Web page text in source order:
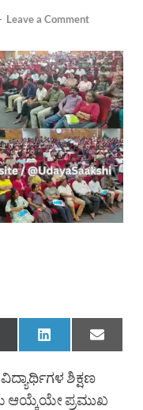
Leave a Comment
ವಿದ್ಯಾರ್ಥಿಗಳ ಶಿಕ್ಷಣ
ಆಯ್ಕೆಯೇ ಪ್ರಮುಖ